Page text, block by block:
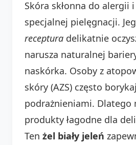
Skóra skłonna do alergii
specjalnej pielęgnacji.
receptura delikatnie
narusza naturalnej
naskórka. Osoby z
skóry (AZS) często
podrażnieniami. Dlatego
produkty łagodne dla
Ten żel biały jeleń